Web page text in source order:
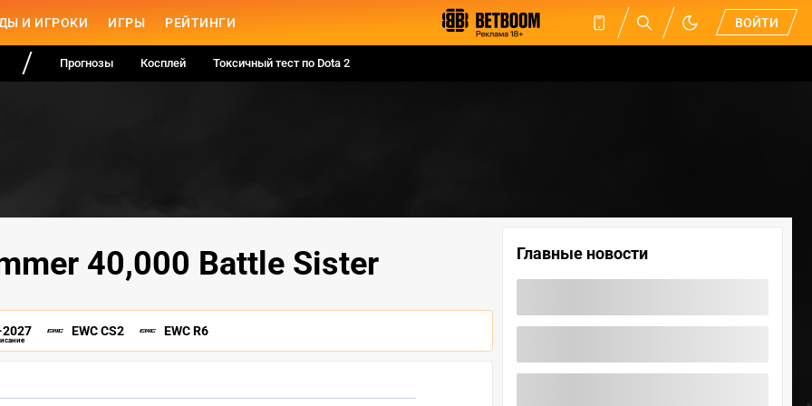
И ИГРОКИ ИГРЫ РЕЙТИНГИ ВОЙТИ
Прогнозы Косплей Токсичный тест по Dota 2
40,000 Battle Sister
EWC CS2 EWC R6
Главные новости